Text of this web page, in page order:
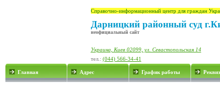
Справочно-информационный центр для граждан
Дарницкий районный суд
неофициальный сайт
Украина, Киев 02099, ул. Севастопольская 14
тел.: (044) 566-34-41
Главная Адрес График работы